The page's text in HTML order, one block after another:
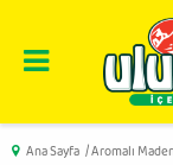
Ana Sayfa / Aromalı